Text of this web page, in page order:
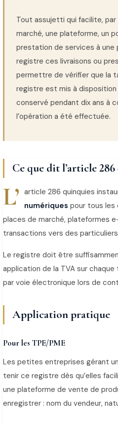
Tout assujetti qui facilite, par
marché, une plateforme, un
prestation de services à une
registre ces livraisons ou
permettre de vérifier que la
registre est mis à disposition
conservé pendant dix ans à
l’opération a été effectuée.
Ce que dit l’article
L’ article 286 quinquies
numériques pour tous les
places de marché, plateformes
transactions vers des
Le registre doit être
application de la TVA sur
par voie électronique lors de
Application pratique
Pour les TPE/PME
Les petites entreprises gérant
tenir ce registre dès qu’elles
une plateforme de vente de
enregistrer : nom du vendeur,